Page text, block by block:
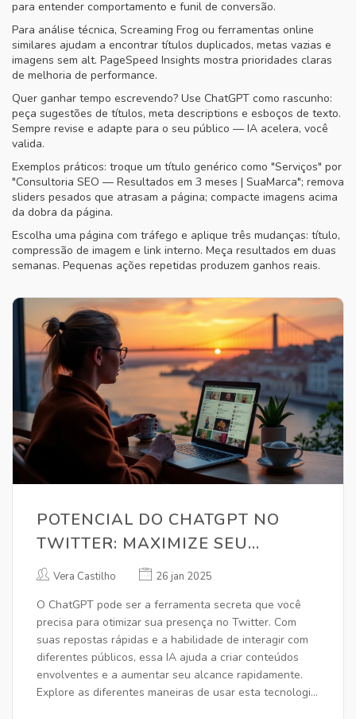
para entender comportamento e funil de conversão.
Para análise técnica, Screaming Frog ou ferramentas online
similares ajudam a encontrar títulos duplicados, metas vazias e
imagens sem alt. PageSpeed Insights mostra prioridades claras
de melhoria de performance.
Quer ganhar tempo escrevendo? Use ChatGPT como rascunho:
peça sugestões de títulos, meta descriptions e esboços de texto.
Sempre revise e adapte para o seu público — IA acelera, você
valida.
Exemplos práticos: troque um título genérico como "Serviços" por
"Consultoria SEO — Resultados em 3 meses | SuaMarca"; remova
sliders pesados que atrasam a página; compacte imagens acima
da dobra da página.
Escolha uma página com tráfego e aplique três mudanças: título,
compressão de imagem e link interno. Meça resultados em duas
semanas. Pequenas ações repetidas produzem ganhos reais.
POTENCIAL DO CHATGPT NO
TWITTER: MAXIMIZE SEU
IMPACTO
Vera Castilho 26 jan 2025
O ChatGPT pode ser a ferramenta secreta que você
precisa para otimizar sua presença no Twitter. Com
suas repostas rápidas e a habilidade de interagir com
diferentes públicos, essa IA ajuda a criar conteúdos
envolventes e a aumentar seu alcance rapidamente.
Explore as diferentes maneiras de usar esta tecnologia